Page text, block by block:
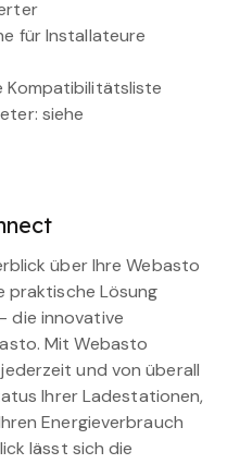
für Installateure
Kompatibilitätsliste
siehe
über Ihre Webasto
praktische Lösung
die innovative
Mit Webasto
und von überall
Ihrer Ladestationen,
Energieverbrauch
lässt sich die